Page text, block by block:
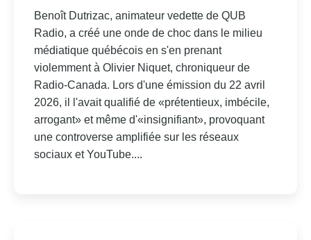
Benoît Dutrizac, animateur vedette de QUB
Radio, a créé une onde de choc dans le milieu
médiatique québécois en s'en prenant
violemment à Olivier Niquet, chroniqueur de
Radio-Canada. Lors d'une émission du 22 avril
2026, il l'avait qualifié de «prétentieux, imbécile,
arrogant» et même d'«insignifiant», provoquant
une controverse amplifiée sur les réseaux
sociaux et YouTube....